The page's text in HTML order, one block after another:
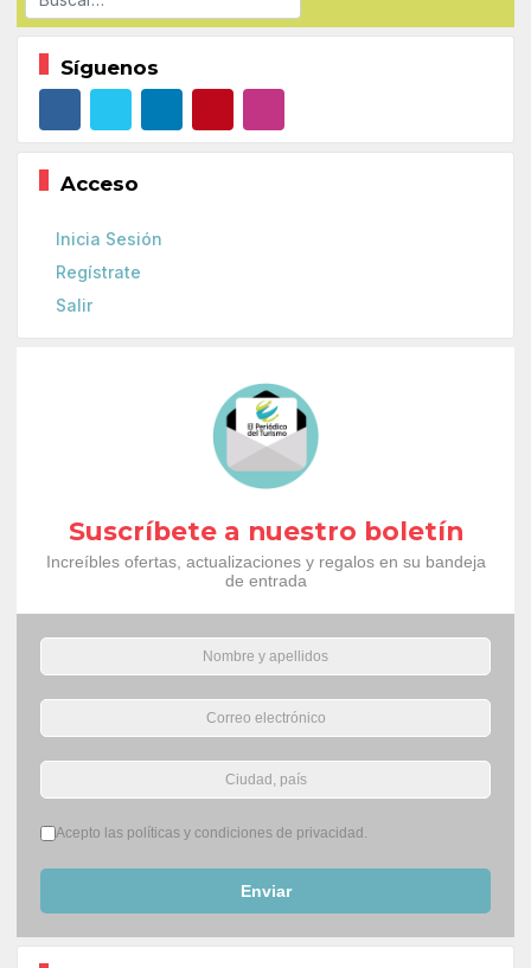
Síguenos
Acceso
Inicia Sesión
Regístrate
Salir
Suscríbete a nuestro boletín
Increíbles ofertas, actualizaciones y regalos en su bandeja
de entrada
Términos del servicio*
Acepto las políticas y condiciones de privacidad.
Enviar